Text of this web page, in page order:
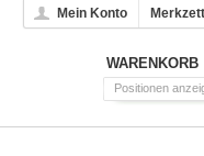
Mein Konto
WARENKORB
Positionen